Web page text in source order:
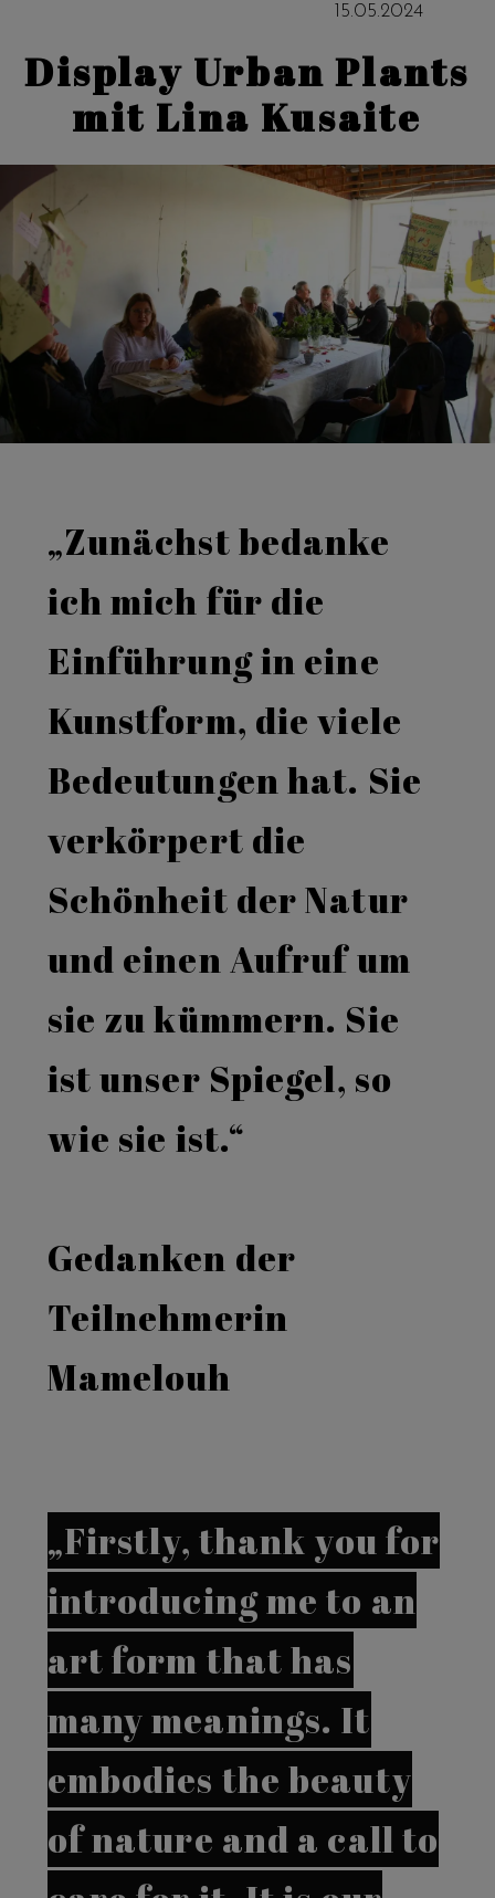
15.05.2024
Display Urban Plants
mit Lina Kusaite
„Zunächst bedanke
ich mich für die
Einführung in eine
Kunstform, die viele
Bedeutungen hat. Sie
verkörpert die
Schönheit der Natur
und einen Aufruf um
sie zu kümmern. Sie
ist unser Spiegel, so
wie sie ist.“
Gedanken der
Teilnehmerin
Mamelouh
„Firstly, thank you for
introducing me to an
art form that has
many meanings. It
embodies the beauty
of nature and a call to